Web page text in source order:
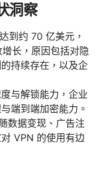
洞察
到约 70 亿美元，
长，原因包括对隐
持续存在，以及企
与解锁能力，企业
端到端加密能力。
数据变现、广告注
VPN 的使用有边